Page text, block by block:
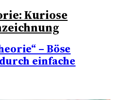
Kuriose
– Böse
einfache